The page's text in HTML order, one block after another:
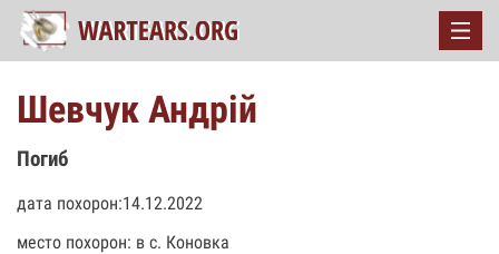
Шевчук Андрій
Погиб
дата похорон:14.12.2022
место похорон: в с. Коновка